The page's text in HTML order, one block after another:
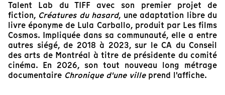
Talent Lab du TIFF avec son premier projet de
fiction, Créatures du hasard, une adaptation libre du
livre éponyme de Lula Carballo, produit par Les films
Cosmos. Impliquée dans sa communauté, elle a entre
autres siégé, de 2018 à 2023, sur le CA du Conseil
des arts de Montréal à titre de présidente du comité
cinéma. En 2026, son tout nouveau long métrage
documentaire Chronique d'une villeprend l'affiche.